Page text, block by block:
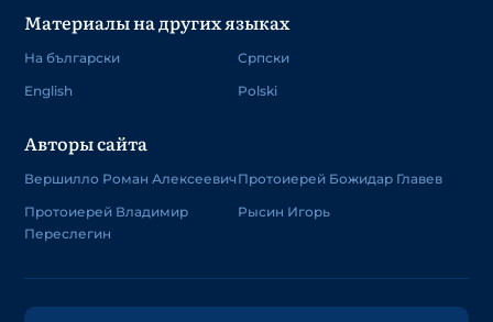
Материалы на других языках
На български
English
Српски
Polski
Авторы сайта
Вершилло Роман Алексеевич
Протоиерей Владимир
Переслегин
Протоиерей Божидар Главев
Рысин Игорь